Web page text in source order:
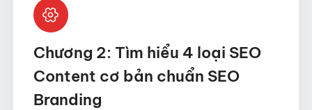
Chương 2: Tìm hiểu 4 loại SEO
Content cơ bản chuẩn SEO
Branding